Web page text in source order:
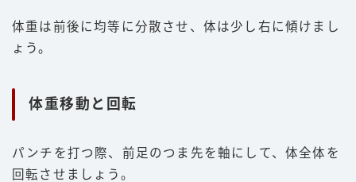
体重は前後に均等に分散させ、体は少し右に傾けまし
ょう。
体重移動と回転
パンチを打つ際、前足のつま先を軸にして、体全体を
回転させましょう。